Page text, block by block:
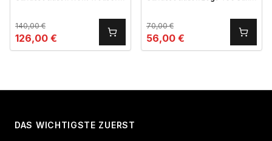
140,00€
126,00 €
70,00€
56,00 €
DAS WICHTIGSTE ZUERST